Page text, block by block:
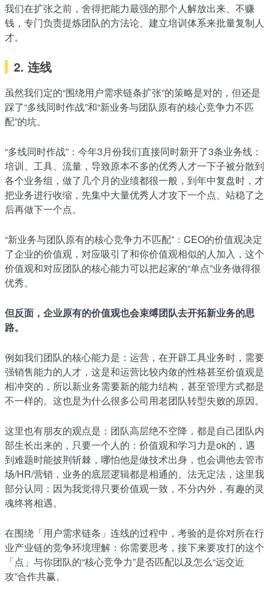
我们在扩张之前，舍得把能力最强的那个人解放出来、不赚
钱，专门负责提炼团队的方法论、建立培训体系来批量复制人
才。
2. 连线
虽然我们定的“围绕用户需求链条扩张”的策略是对的，但还是
踩了“多线同时作战”和“新业务与团队原有的核心竞争力不匹
配”的坑。
“多线同时作战”：今年3月份我们直接同时新开了3条业务线：
培训、工具、流量，导致原本不多的优秀人才一下子被分散到
各个业务组，做了几个月的业绩都很一般，到年中复盘时，才
把业务进行收缩，先集中大量优秀人才攻下一个点、站稳了之
后再做下一个点。
“新业务与团队原有的核心竞争力不匹配”：CEO的价值观决定
了企业的价值观，对应吸引了和你价值观相似的人加入，这个
价值观和对应团队的核心能力可以把起家的“单点”业务做得很
优秀。
但反面，企业原有的价值观也会束缚团队去开拓新业务的思
路。
例如我们团队的核心能力是：运营，在开辟工具业务时，需要
强销售能力的人才，这是和运营比较内敛的性格甚至价值观是
相冲突的，所以新业务需要新的能力结构，甚至管理方式都是
不一样的。这也是为什么很多公司用老团队转型失败的原因。
这里也有朋友的观点是：团队高层绝不空降，都是自己团队内
部生长出来的，只要一个人的：价值观和学习力是ok的，遇
到难题时能披荆斩棘，哪怕他是做技术出身，也会调他去管市
场/HR/营销，业务的底层逻辑都是相通的。法无定法，这里我
部分认同：因为我觉得只要价值观一致，不分内外，有趣的灵
魂终将相遇。
在围绕「用户需求链条」连线的过程中，考验的是你对所在行
业产业链的竞争环境理解：你需要思考，接下来要攻打的这个
「点」与你团队的“核心竞争力”是否匹配以及怎么“远交近
攻”合作共赢。